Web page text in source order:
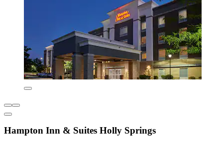
Hampton Inn & Suites Holly Springs